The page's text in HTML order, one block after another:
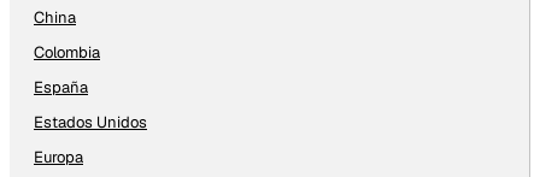
China
Colombia
España
Estados Unidos
Europa